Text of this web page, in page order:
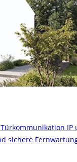
sichere